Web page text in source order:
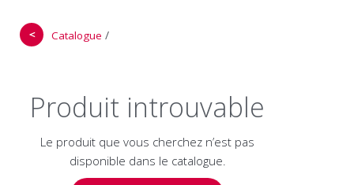
＜ Catalogue /
Produit introuvable
Le produit que vous cherchez n’est pas
disponible dans le catalogue.